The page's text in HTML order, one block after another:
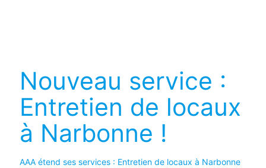
Nouveau service :
Entretien de locaux
à Narbonne !
AAA étend ses services : Entretien de locaux à Narbonne